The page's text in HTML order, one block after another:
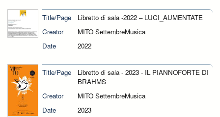
Title/Page
Libretto di sala -2022 – LUCI_AUMENTATE
Creator
MITO SettembreMusica
Date
2022
Title/Page
Libretto di sala - 2023 - IL PIANNOFORTE DI
BRAHMS
Creator
MITO SettembreMusica
Date
2023